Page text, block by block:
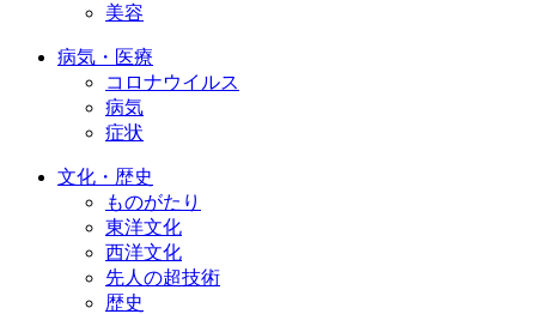
美容
病気・医療
コロナウイルス
病気
症状
文化・歴史
ものがたり
東洋文化
西洋文化
先人の超技術
歴史